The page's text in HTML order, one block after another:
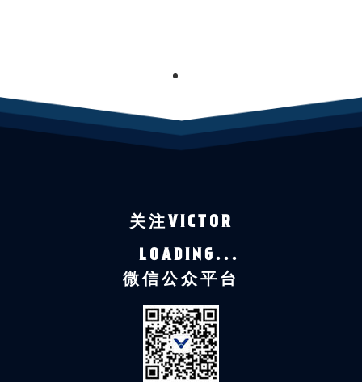
1
关注VICTOR
LOADING...
微信公众平台